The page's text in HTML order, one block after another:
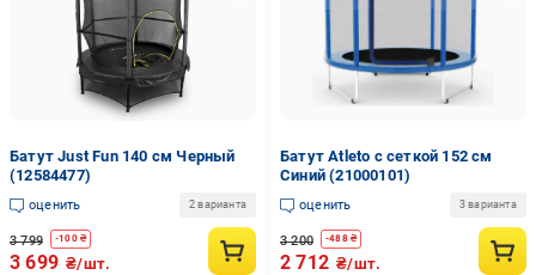
Батут Just Fun 140 см Черный
(12584477)
оценить 2 варианта
3 799 -100₴
3 699 ₴/шт.
Батут Atleto с сеткой 152 см
Синий (21000101)
оценить 3 варианта
3 200 -488₴
2 712 ₴/шт.